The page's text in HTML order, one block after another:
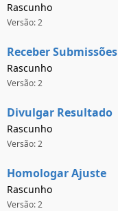
Rascunho
Versão: 2
Receber Submissões
Rascunho
Versão: 2
Divulgar Resultado
Rascunho
Versão: 2
Homologar Ajuste
Rascunho
Versão: 2